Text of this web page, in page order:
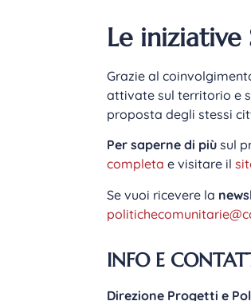
Le iniziative
Grazie al
attivate sul territorio e
proposta degli stessi
Per saperne di più sul
completa e visitare il
Se vuoi ricevere la
INFO E
Direzione Progetti e